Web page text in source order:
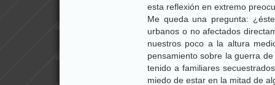
esta reflexión en extremo
Me queda una pregunta:
urbanos o no afectados
nuestros poco a la altura
pensamiento sobre la guerra
tenido a familiares
miedo de estar en la mitad de